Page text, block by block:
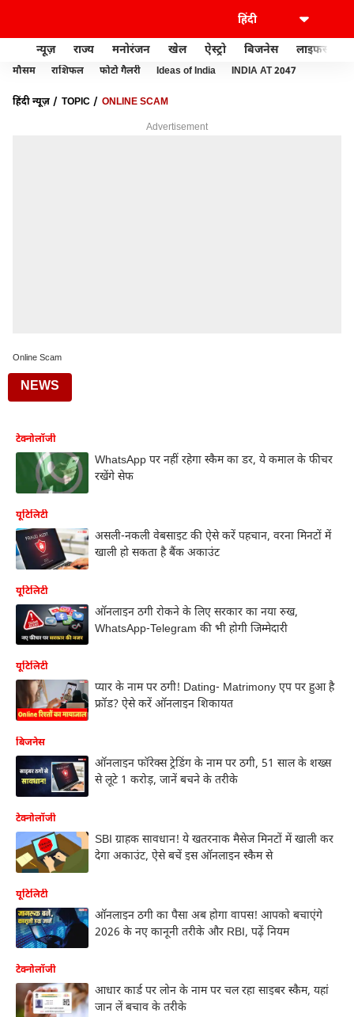
न्यूज़ राज्य मनोरंजन खेल ऐस्ट्रो बिजनेस लाइफस्टाइल
मौसम राशिफल फोटो गैलरी Ideas of India INDIA AT 2047
हिंदी न्यूज़ TOPIC
ONLINE SCAM
Advertisement
Online Scam
NEWS
टेक्नोलॉजी
WhatsApp पर नहीं रहेगा स्कैम का डर, ये कमाल के फीचर
रखेंगे सेफ
यूटिलिटी
असली-नकली वेबसाइट की ऐसे करें पहचान, वरना मिनटों में
खाली हो सकता है बैंक अकाउंट
यूटिलिटी
ऑनलाइन ठगी रोकने के लिए सरकार का नया रुख,
WhatsApp-Telegram की भी होगी जिम्मेदारी
यूटिलिटी
प्यार के नाम पर ठगी! Dating- Matrimony एप पर हुआ है
फ्रॉड? ऐसे करें ऑनलाइन शिकायत
बिजनेस
ऑनलाइन फॉरेक्स ट्रेडिंग के नाम पर ठगी, 51 साल के शख्स
से लूटे 1 करोड़, जानें बचने के तरीके
टेक्नोलॉजी
SBI ग्राहक सावधान! ये खतरनाक मैसेज मिनटों में खाली कर
देगा अकाउंट, ऐसे बचें इस ऑनलाइन स्कैम से
यूटिलिटी
ऑनलाइन ठगी का पैसा अब होगा वापस! आपको बचाएंगे
2026 के नए कानूनी तरीके और RBI, पढ़ें नियम
टेक्नोलॉजी
आधार कार्ड पर लोन के नाम पर चल रहा साइबर स्कैम, यहां
जान लें बचाव के तरीके